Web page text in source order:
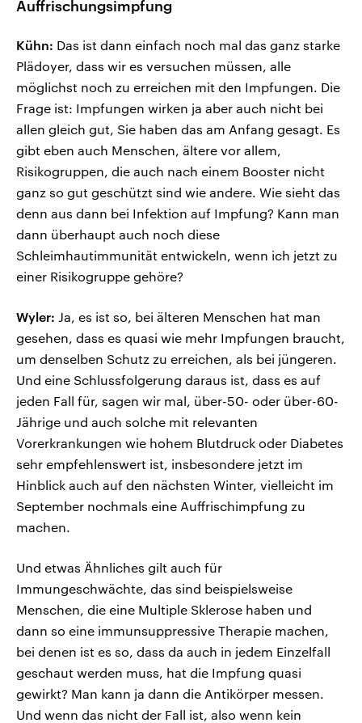
Auffrischungsimpfung
Kühn: Das ist dann einfach noch mal das ganz starke
Plädoyer, dass wir es versuchen müssen, alle
möglichst noch zu erreichen mit den Impfungen. Die
Frage ist: Impfungen wirken ja aber auch nicht bei
allen gleich gut, Sie haben das am Anfang gesagt. Es
gibt eben auch Menschen, ältere vor allem,
Risikogruppen, die auch nach einem Booster nicht
ganz so gut geschützt sind wie andere. Wie sieht das
denn aus dann bei Infektion auf Impfung? Kann man
dann überhaupt auch noch diese
Schleimhautimmunität entwickeln, wenn ich jetzt zu
einer Risikogruppe gehöre?
Wyler: Ja, es ist so, bei älteren Menschen hat man
gesehen, dass es quasi wie mehr Impfungen braucht,
um denselben Schutz zu erreichen, als bei jüngeren.
Und eine Schlussfolgerung daraus ist, dass es auf
jeden Fall für, sagen wir mal, über-50- oder über-60-
Jährige und auch solche mit relevanten
Vorerkrankungen wie hohem Blutdruck oder Diabetes
sehr empfehlenswert ist, insbesondere jetzt im
Hinblick auch auf den nächsten Winter, vielleicht im
September nochmals eine Auffrischimpfung zu
machen.
Und etwas Ähnliches gilt auch für
Immungeschwächte, das sind beispielsweise
Menschen, die eine Multiple Sklerose haben und
dann so eine immunsuppressive Therapie machen,
bei denen ist es so, dass da auch in jedem Einzelfall
geschaut werden muss, hat die Impfung quasi
gewirkt? Man kann ja dann die Antikörper messen.
Und wenn das nicht der Fall ist, also wenn kein